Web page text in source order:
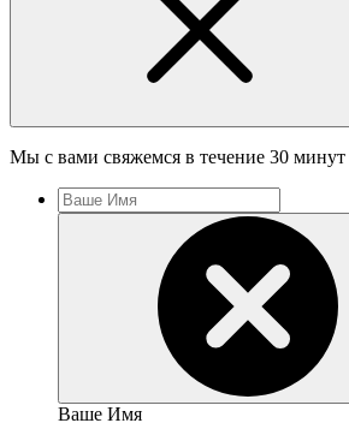
Мы с вами свяжемся в течение 30 минут
Ваше Имя